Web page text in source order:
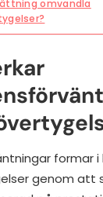
omvandla
formar
genom att